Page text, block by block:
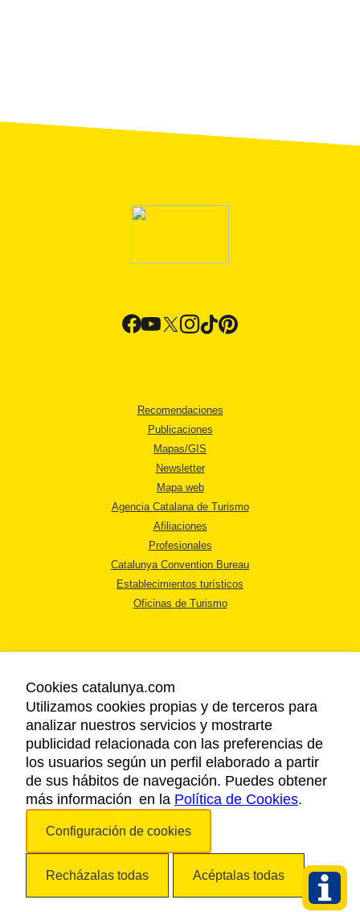
Recomendaciones
Publicaciones
Mapas/GIS
Newsletter
Mapa web
Agencia Catalana de Turismo
Afiliaciones
Profesionales
Catalunya Convention Bureau
Establecimientos turísticos
Oficinas de Turismo
AVISO LEGAL
POLÍTICA DE PRIVACIDAD
COOKIES
ACCESSIBILIDAD
Copyright © 2026. Agencia Catalana de Turismo. Todos los derechos
Cookies catalunya.com
Utilizamos cookies propias y de terceros para
analizar nuestros servicios y mostrarte
publicidad relacionada con las preferencias de
los usuarios según un perfil elaborado a partir
de sus hábitos de navegación. Puedes obtener
más información en la Política de Cookies.
Configuración de cookies
Recházalas todas Acéptalas todas